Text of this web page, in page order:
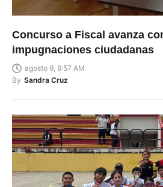
Concurso a Fiscal avanza
impugnaciones ciudadanas
agosto 9, 9:57 AM
By Sandra Cruz